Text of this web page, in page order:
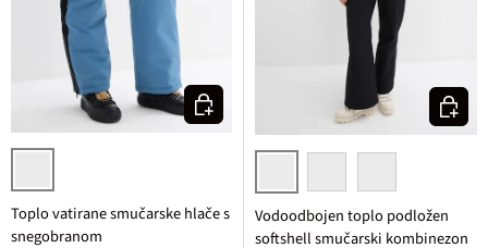
nežno modra
Toplo vatirane smučarske hlače s
snegobranom
Izberi varianto
črna ognjeno rdeča
svetlo rjava
Vodoodbojen toplo podložen
softshell smučarski kombinezon
Izberi